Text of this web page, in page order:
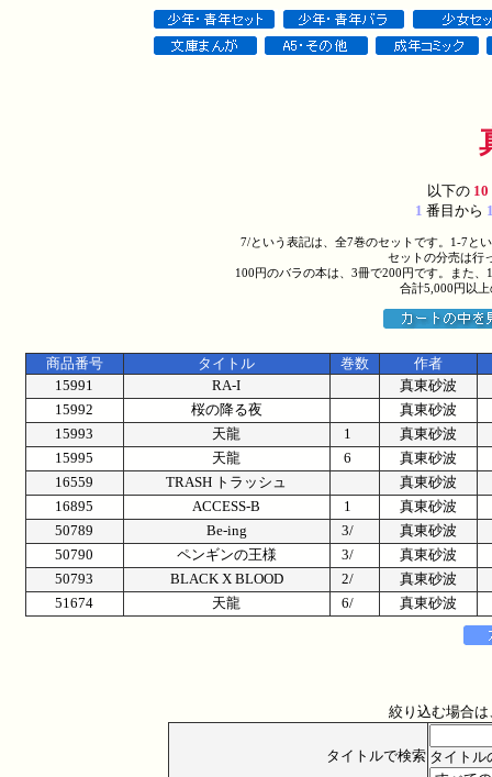
以下の 10
1 番目から
7/という表記は、全7巻のセットです。1-7と
セットの分売は行
100円のバラの本は、3冊で200円です。また
合計5,000円以
商品番号 タイトル 巻数
作者
15991
RA-I
真東砂波
15992
桜の降る夜
真東砂波
15993
天龍 1
真東砂波
15995
天龍 6
真東砂波
16559
TRASH トラッシュ
真東砂波
16895
ACCESS-B 1
真東砂波
50789
Be-ing 3/
真東砂波
50790
ペンギンの王様 3/
真東砂波
50793
BLACK X BLOOD 2/
真東砂波
51674
天龍 6/ 真東砂波
絞り込む場合
タイトルで検索 タイトル